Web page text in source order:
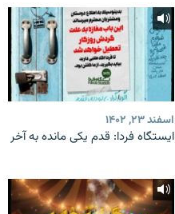
اسفند ۲۳, ۱۴۰۲
ایستگاه فردا: قدم یکی مانده به آخر